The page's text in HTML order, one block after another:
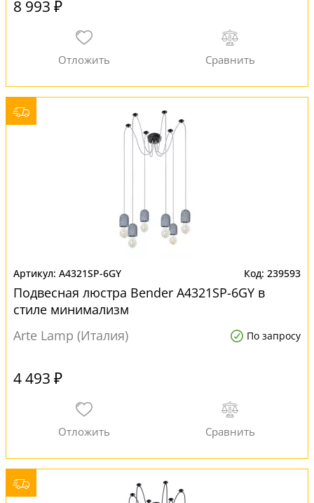
8 993 ₽
A4321SP-6GY 239593
Подвесная люстра Bender A4321SP-6GY в
стиле минимализм
Arte Lamp (Италия)
По запросу
4 493 ₽